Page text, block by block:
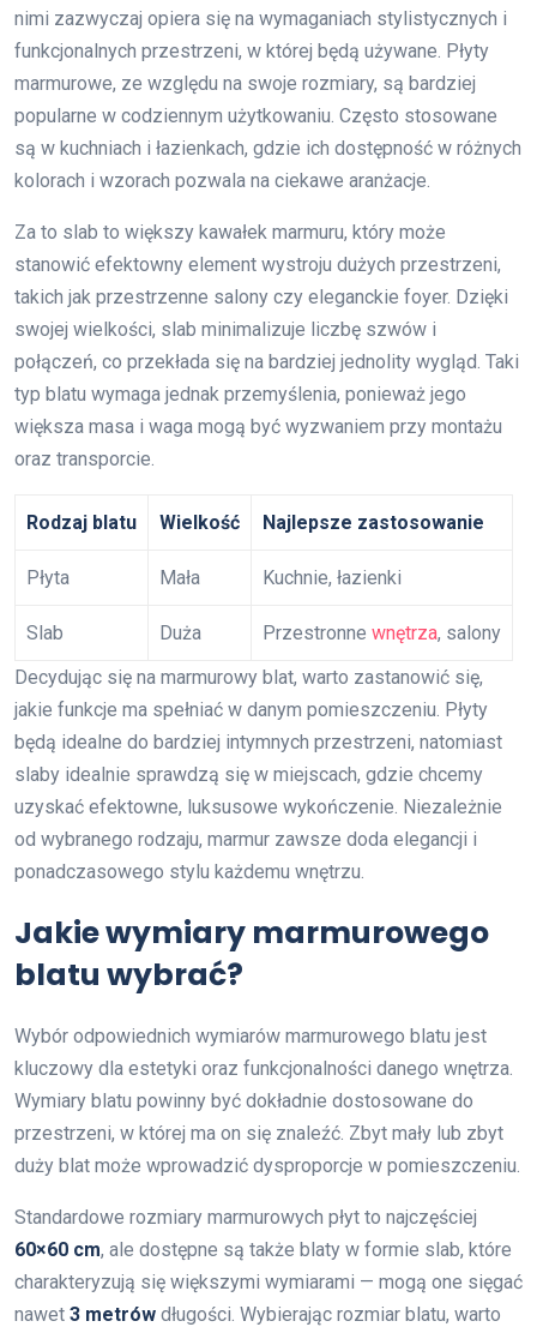
nimi zazwyczaj opiera się na wymaganiach stylistycznych i
funkcjonalnych przestrzeni, w której będą używane. Płyty
marmurowe, ze względu na swoje rozmiary, są bardziej
popularne w codziennym użytkowaniu. Często stosowane
są w kuchniach i łazienkach, gdzie ich dostępność w różnych
kolorach i wzorach pozwala na ciekawe aranżacje.
Za to slab to większy kawałek marmuru, który może
stanowić efektowny element wystroju dużych przestrzeni,
takich jak przestrzenne salony czy eleganckie foyer. Dzięki
swojej wielkości, slab minimalizuje liczbę szwów i
połączeń, co przekłada się na bardziej jednolity wygląd. Taki
typ blatu wymaga jednak przemyślenia, ponieważ jego
większa masa i waga mogą być wyzwaniem przy montażu
oraz transporcie.
Rodzaj blatu Wielkość Najlepsze zastosowanie
Płyta Mała Kuchnie, łazienki
Slab Duża Przestronne wnętrza, salony
Decydując się na marmurowy blat, warto zastanowić się,
jakie funkcje ma spełniać w danym pomieszczeniu. Płyty
będą idealne do bardziej intymnych przestrzeni, natomiast
slaby idealnie sprawdzą się w miejscach, gdzie chcemy
uzyskać efektowne, luksusowe wykończenie. Niezależnie
od wybranego rodzaju, marmur zawsze doda elegancji i
ponadczasowego stylu każdemu wnętrzu.
Jakie wymiary marmurowego
blatu wybrać?
Wybór odpowiednich wymiarów marmurowego blatu jest
kluczowy dla estetyki oraz funkcjonalności danego wnętrza.
Wymiary blatu powinny być dokładnie dostosowane do
przestrzeni, w której ma on się znaleźć. Zbyt mały lub zbyt
duży blat może wprowadzić dysproporcje w pomieszczeniu.
Standardowe rozmiary marmurowych płyt to najczęściej
60×60 cm, ale dostępne są także blaty w formie slab, które
charakteryzują się większymi wymiarami — mogą one sięgać
nawet 3 metrów długości. Wybierając rozmiar blatu, warto